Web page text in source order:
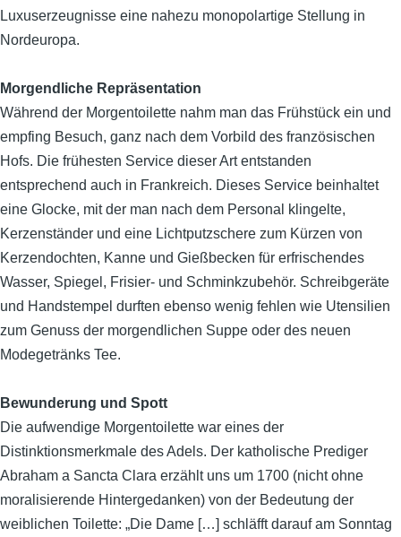
Luxuserzeugnisse eine nahezu monopolartige Stellung in
Nordeuropa.
Morgendliche Repräsentation
Während der Morgentoilette nahm man das Frühstück ein und
empfing Besuch, ganz nach dem Vorbild des französischen
Hofs. Die frühesten Service dieser Art entstanden
entsprechend auch in Frankreich. Dieses Service beinhaltet
eine Glocke, mit der man nach dem Personal klingelte,
Kerzenständer und eine Lichtputzschere zum Kürzen von
Kerzendochten, Kanne und Gießbecken für erfrischendes
Wasser, Spiegel, Frisier- und Schminkzubehör. Schreibgeräte
und Handstempel durften ebenso wenig fehlen wie Utensilien
zum Genuss der morgendlichen Suppe oder des neuen
Modegetränks Tee.
Bewunderung und Spott
Die aufwendige Morgentoilette war eines der
Distinktionsmerkmale des Adels. Der katholische Prediger
Abraham a Sancta Clara erzählt uns um 1700 (nicht ohne
moralisierende Hintergedanken) von der Bedeutung der
weiblichen Toilette: „Die Dame […] schläfft darauf am Sonntag